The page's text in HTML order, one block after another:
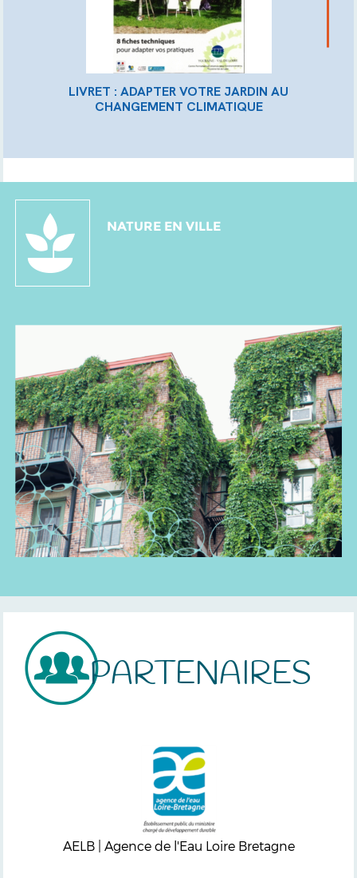
LIVRET : ADAPTER VOTRE JARDIN AU
CHANGEMENT CLIMATIQUE
NATURE EN VILLE
PARTENAIRES
AELB | Agence de l'Eau Loire Bretagne